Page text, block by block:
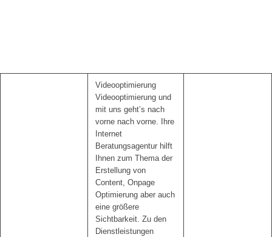
Videooptimierung
Videooptimierung und
mit uns geht’s nach
vorne nach vorne. Ihre
Internet
Beratungsagentur hilft
Ihnen zum Thema der
Erstellung von
Content, Onpage
Optimierung aber auch
eine größere
Sichtbarkeit. Zu den
Dienstleistungen